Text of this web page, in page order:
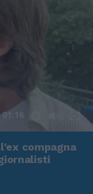
01:16
compagna